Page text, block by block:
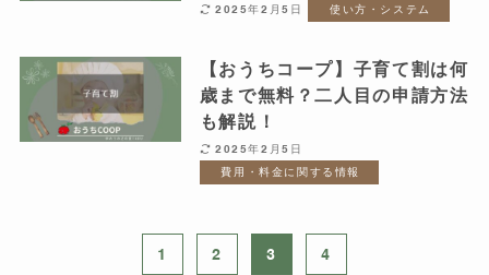
2025年2月5日 使い方・システム
【おうちコープ】子育て割は何
歳まで無料？二人目の申請方法
も解説！
2025年2月5日
費用・料金に関する情報
1 2 3 4